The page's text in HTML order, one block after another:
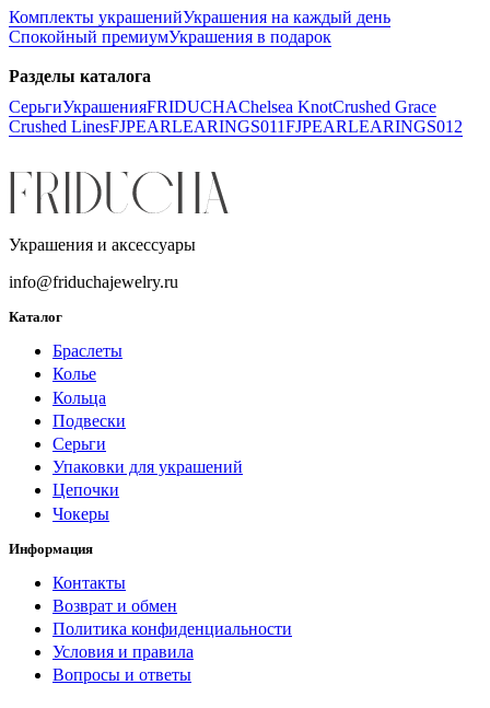
Комплекты украшенийУкрашения на каждый день
Спокойный премиумУкрашения в подарок
Разделы каталога
СерьгиУкрашенияFRIDUCHAChelsea KnotCrushed Grace
Crushed LinesFJPEARLEARINGS011FJPEARLEARINGS012
Украшения и аксессуары
info@friduchajewelry.ru
Каталог
Браслеты
Колье
Кольца
Подвески
Серьги
Упаковки для украшений
Цепочки
Чокеры
Информация
Контакты
Возврат и обмен
Политика конфиденциальности
Условия и правила
Вопросы и ответы